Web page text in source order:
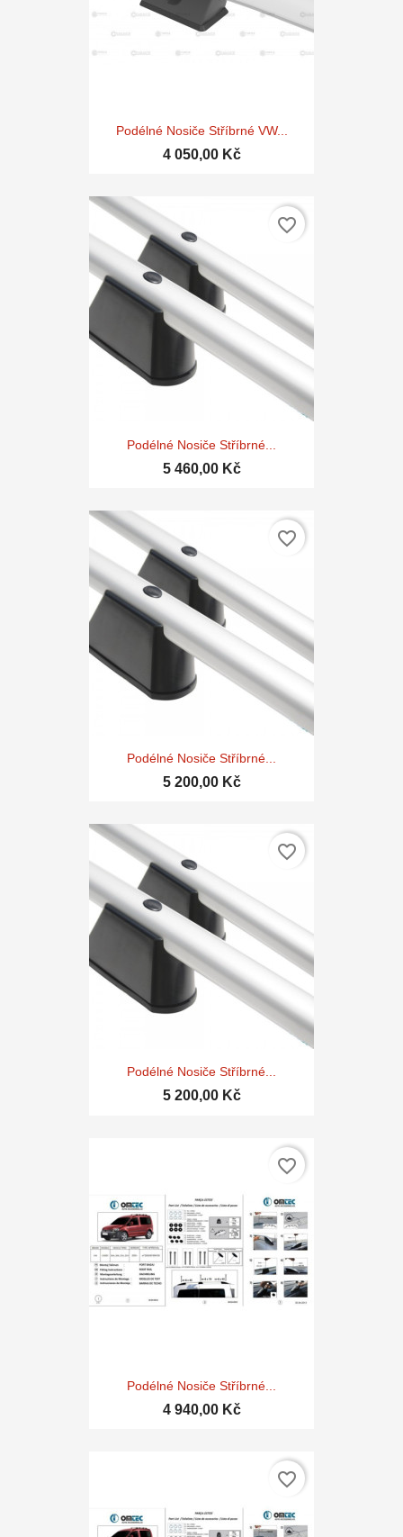
Podélné Nosiče Stříbrné VW...
4 050,00 Kč
Podélné Nosiče Stříbrné...
5 460,00 Kč
favorite_border
Podélné Nosiče Stříbrné...
5 200,00 Kč
favorite_border
Podélné Nosiče Stříbrné...
5 200,00 Kč
favorite_border
Podélné Nosiče Stříbrné...
4 940,00 Kč
favorite_border
favorite_border